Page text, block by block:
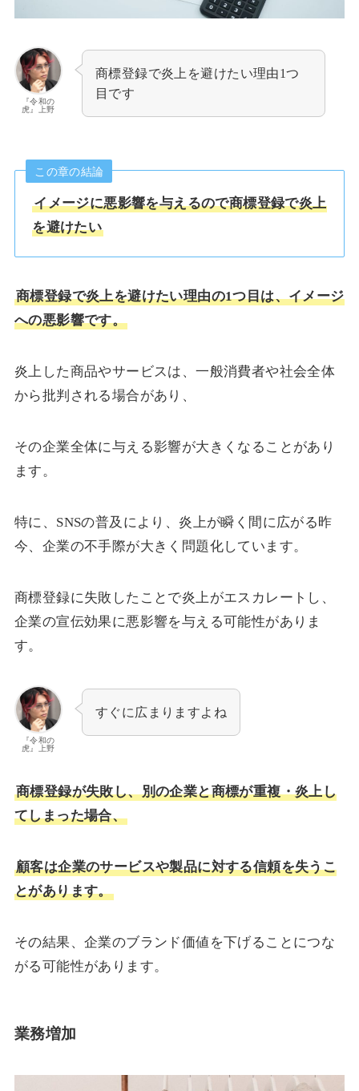
『令和の
虎』上野
商標登録で炎上を避けたい理由1つ
目です
この章の結論
イメージに悪影響を与えるので商標登録で炎上
を避けたい
商標登録で炎上を避けたい理由の1つ目は、イメージ
への悪影響です。
炎上した商品やサービスは、一般消費者や社会全体
から批判される場合があり、
その企業全体に与える影響が大きくなることがあり
ます。
特に、SNSの普及により、炎上が瞬く間に広がる昨
今、企業の不手際が大きく問題化しています。
商標登録に失敗したことで炎上がエスカレートし、
企業の宣伝効果に悪影響を与える可能性がありま
す。
『令和の
虎』上野
すぐに広まりますよね
商標登録が失敗し、別の企業と商標が重複・炎上し
てしまった場合、
顧客は企業のサービスや製品に対する信頼を失うこ
とがあります。
その結果、企業のブランド価値を下げることにつな
がる可能性があります。
業務増加